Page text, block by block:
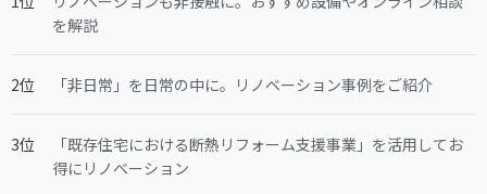
を解説
「非日常」を日常の中に。リノベーション事例をご紹介
「既存住宅における断熱リフォーム支援事業」を活用してお
得にリノベーション